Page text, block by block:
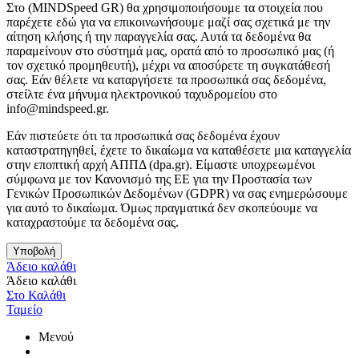
Στo (MINDSpeed GR) θα χρησιμοποιήσουμε τα στοιχεία που
παρέχετε εδώ για να επικοινωνήσουμε μαζί σας σχετικά με την
αίτηση κλήσης ή την παραγγελία σας. Αυτά τα δεδομένα θα
παραμείνουν στο σύστημά μας, ορατά από το προσωπικό μας (ή
τον σχετικό προμηθευτή), μέχρι να αποσύρετε τη συγκατάθεσή
σας. Εάν θέλετε να καταργήσετε τα προσωπικά σας δεδομένα,
στείλτε ένα μήνυμα ηλεκτρονικού ταχυδρομείου στο
info@mindspeed.gr.
Εάν πιστεύετε ότι τα προσωπικά σας δεδομένα έχουν
καταστρατηγηθεί, έχετε το δικαίωμα να καταθέσετε μια καταγγελία
στην εποπτική αρχή ΑΠΠΔ (dpa.gr). Είμαστε υποχρεωμένοι
σύμφωνα με τον Κανονισμό της ΕΕ για την Προστασία των
Γενικών Προσωπικών Δεδομένων (GDPR) να σας ενημερώσουμε
για αυτό το δικαίωμα. Όμως πραγματικά δεν σκοπεύουμε να
καταχραστούμε τα δεδομένα σας.
Υποβολή
Άδειο καλάθι
Άδειο καλάθι
Στο Καλάθι
Ταμείο
Μενού